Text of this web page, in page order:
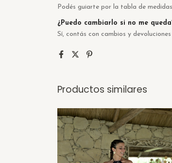
Podés guiarte por la tabla de
¿Puedo cambiarlo si no me
Sí, contás con cambios y
Productos similares